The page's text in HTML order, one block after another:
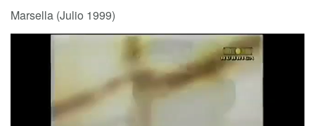
Marsella (Julio 1999)